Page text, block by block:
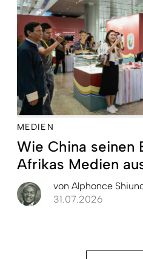
MEDIEN
Wie China seinen
Afrikas Medien
von Alphonce
31.07.2026